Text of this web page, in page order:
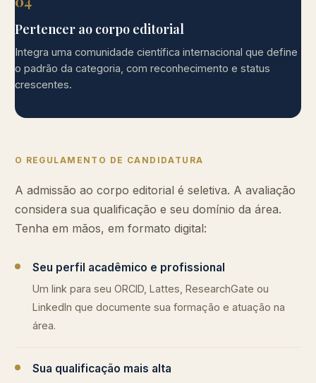
Pertencer ao corpo editorial
Integra uma comunidade científica internacional que define
o padrão da categoria, com reconhecimento e status
crescentes.
O REGULAMENTO DE CANDIDATURA
A admissão ao corpo editorial é seletiva. A avaliação
considera sua qualificação e seu domínio da área.
Tenha em mãos, em formato digital:
Seu perfil acadêmico e profissional
Um link para seu ORCID, Lattes, ResearchGate ou
LinkedIn que documente sua formação e atuação na
área.
Sua qualificação mais alta